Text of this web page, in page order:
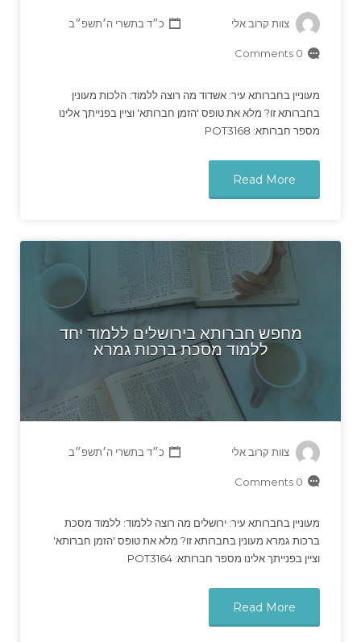
צוות קרוב אלי כ״ד בתשרי ה׳תשפ״ב
0 Comments
מעוניין בחברותא עיר: אשדוד מה רוצה ללמוד: הלכות מעונין
בחברותא זו? מלא את טופס 'הזמן חברותא' וציין בפנייתך אלינו
מספר חברותא: POT3168
Read More
מחפש חברותא בירושלים ללמוד יחד
ללמוד מסכת ברכות גמרא
צוות קרוב אלי כ״ד בתשרי ה׳תשפ״ב
0 Comments
מעוניין בחברותא עיר: ירושלים מה רוצה ללמוד: ללמוד מסכת
ברכות גמרא מעונין בחברותא זו? מלא את טופס 'הזמן חברותא'
וציין בפנייתך אלינו מספר חברותא: POT3164
Read More